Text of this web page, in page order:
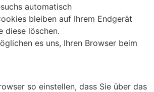
automatisch
bleiben auf Ihrem Endgerät
diese löschen.
es uns, Ihren Browser beim
so einstellen, dass Sie über das